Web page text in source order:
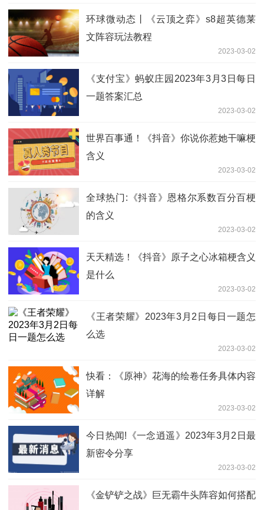
环球微动态丨《云顶之弈》s8超英德莱
文阵容玩法教程
2023-03-02
《支付宝》蚂蚁庄园2023年3月3日每日
一题答案汇总
2023-03-02
世界百事通！《抖音》你说你惹她干嘛梗
含义
2023-03-02
全球热门:《抖音》恩格尔系数百分百梗
的含义
2023-03-02
天天精选！《抖音》原子之心冰箱梗含义
是什么
2023-03-02
《王者荣耀》2023年3月2日每日一题怎
么选
2023-03-02
快看：《原神》花海的绘卷任务具体内容
详解
2023-03-02
今日热闻!《一念逍遥》2023年3月2日最
新密令分享
2023-03-02
《金铲铲之战》巨无霸牛头阵容如何搭配